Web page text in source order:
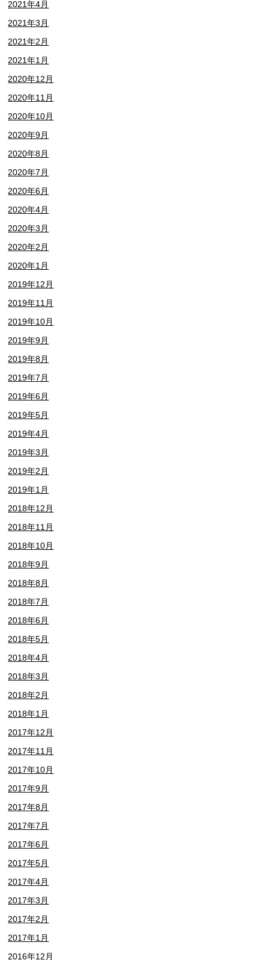
2021年4月
2021年3月
2021年2月
2021年1月
2020年12月
2020年11月
2020年10月
2020年9月
2020年8月
2020年7月
2020年6月
2020年4月
2020年3月
2020年2月
2020年1月
2019年12月
2019年11月
2019年10月
2019年9月
2019年8月
2019年7月
2019年6月
2019年5月
2019年4月
2019年3月
2019年2月
2019年1月
2018年12月
2018年11月
2018年10月
2018年9月
2018年8月
2018年7月
2018年6月
2018年5月
2018年4月
2018年3月
2018年2月
2018年1月
2017年12月
2017年11月
2017年10月
2017年9月
2017年8月
2017年7月
2017年6月
2017年5月
2017年4月
2017年3月
2017年2月
2017年1月
2016年12月